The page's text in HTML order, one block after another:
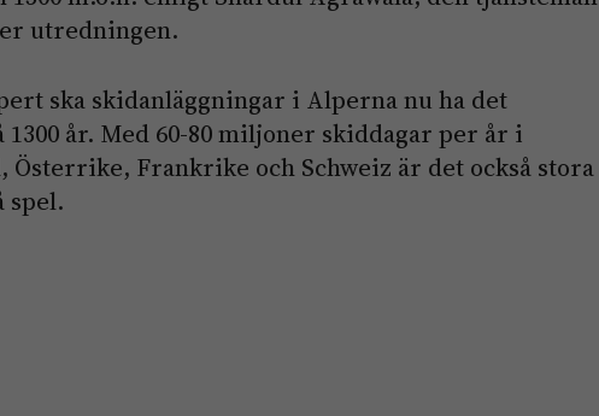
utredningen.
ska skidanläggningar i Alperna nu ha det
1300 år. Med 60-80 miljoner skiddagar per år i
Österrike, Frankrike och Schweiz är det också stora
spel.